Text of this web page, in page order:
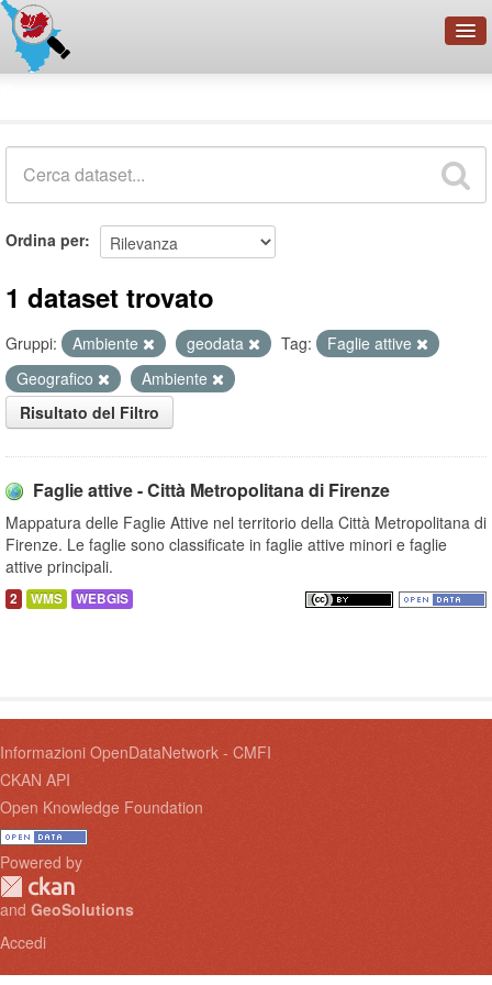
Organizzazioni
Ordina per
1 dataset trovato
Gruppi: Ambiente geodata Tag:
Faglie attive
Geografico
Ambiente
Risultato del Filtro
Faglie attive - Città Metropolitana di Firenze
Mappatura delle Faglie Attive nel territorio della Città Metropolitana di
Firenze. Le faglie sono classificate in faglie attive minori e faglie
attive principali.
2 WMS WEBGIS
Informazioni OpenDataNetwork - CMFI
CKAN API
Open Knowledge Foundation
Powered by
and GeoSolutions
Accedi